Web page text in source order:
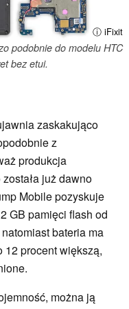
ⓘ iFixit
podobnie do modelu HTC
bez etui.
zaskakująco
z
produkcja
już dawno
Mobile pozyskuje
GB pamięci flash od
bateria ma
12 procent większą,
można ją